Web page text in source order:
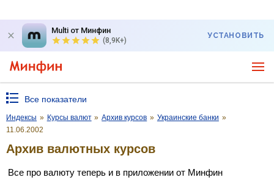
Multi от Минфин
(8,9K+)
УСТАНОВИТЬ
Все показатели
Индексы » Курсы валют » Архив курсов » Украинские банки »
11.06.2002
Архив валютных курсов
Все про валюту теперь и в приложении от Минфин